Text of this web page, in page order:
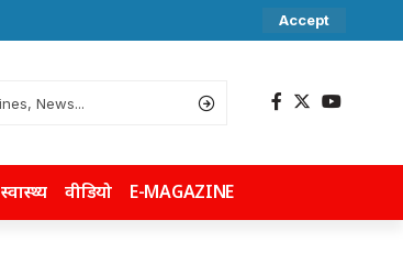
Accept
स्वास्थ्य वीडियो E-MAGAZINE